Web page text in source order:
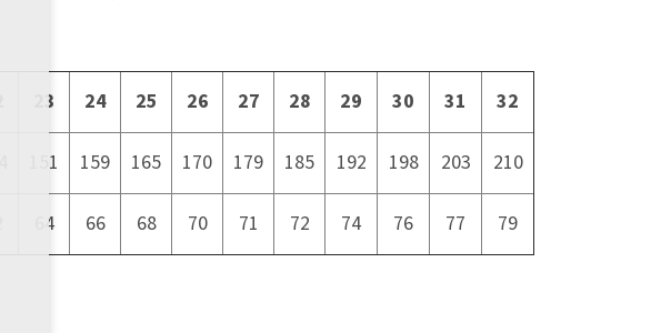
23 24 25 26 27 28 29 30 31 32
151 159 165 170 179 185 192 198 203 210
64 66 68 70 71 72 74 76 77 79